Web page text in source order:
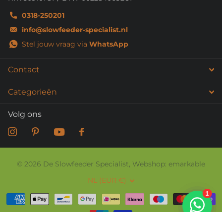
0318-250201
info@slowfeeder-specialist.nl
Stel jouw vraag via WhatsApp
Contact
Categorieën
Volg ons
© 2026 De Slowfeeder Specialist, Webshop: emarkable
NL (EUR €)